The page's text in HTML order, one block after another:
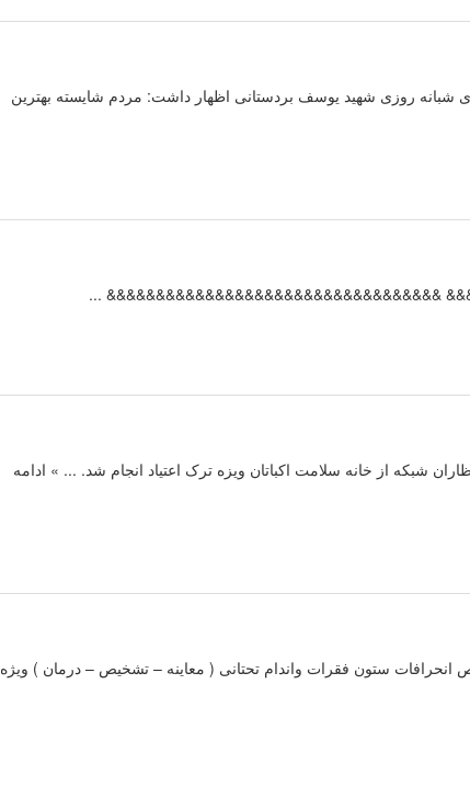
روزی شهید یوسف بردستانی اظهار داشت: مردم شایسته بهترین
&&&&&&&&&&&&&&&&&&&&&&&&&&&&&&&&&& ...
شبکه از خانه سلامت اکباتان ویزه ترک اعتیاد انجام شد. ... » ادامه
ماه ۹۸ کارگاه آموزشی تشخیص انحرافات ستون فقرات واندام تحتانی ( معاینه – تشخیص – درمان ) ویژه